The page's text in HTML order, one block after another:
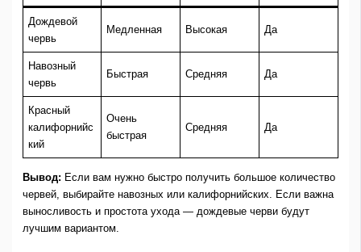
Дождевой
червь
Медленная Высокая Да
Навозный
червь
Быстрая Средняя Да
Красный
калифорнийс
кий
Очень
быстрая
Средняя Да
Вывод: Если вам нужно быстро получить большое количество
червей, выбирайте навозных или калифорнийских. Если важна
выносливость и простота ухода — дождевые черви будут
лучшим вариантом.